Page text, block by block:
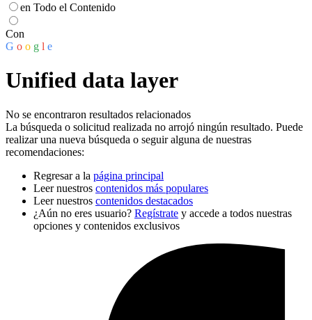
en Todo el Contenido
Con
G o o g l e
Unified data layer
No se encontraron resultados relacionados
La búsqueda o solicitud realizada no arrojó ningún resultado. Puede
realizar una nueva búsqueda o seguir alguna de nuestras
recomendaciones:
Regresar a la página principal
Leer nuestros contenidos más populares
Leer nuestros contenidos destacados
¿Aún no eres usuario? Regístrate y accede a todos nuestras
opciones y contenidos exclusivos